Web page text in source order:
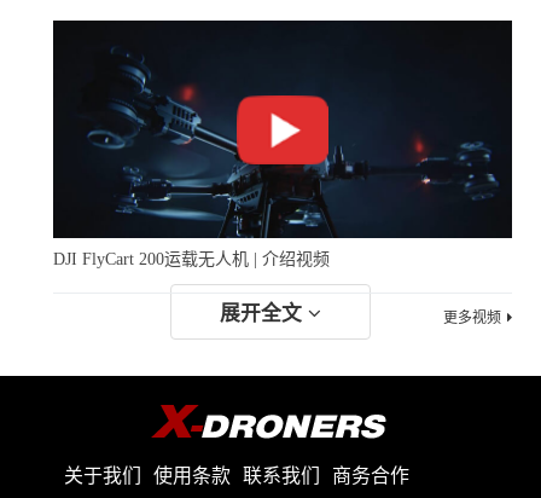
展开全文
DJI FlyCart 200运载无人机 | 介绍视频
更多视频
关于我们 使用条款 联系我们 商务合作